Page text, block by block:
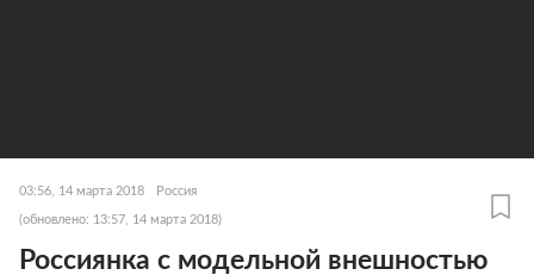
03:56, 14 марта 2018 Россия
(обновлено: 13:57, 14 марта 2018)
Россиянка с модельной внешностью